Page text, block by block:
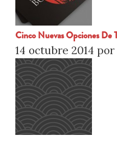
Cinco Nuevas Opciones De
14 octubre 2014 por